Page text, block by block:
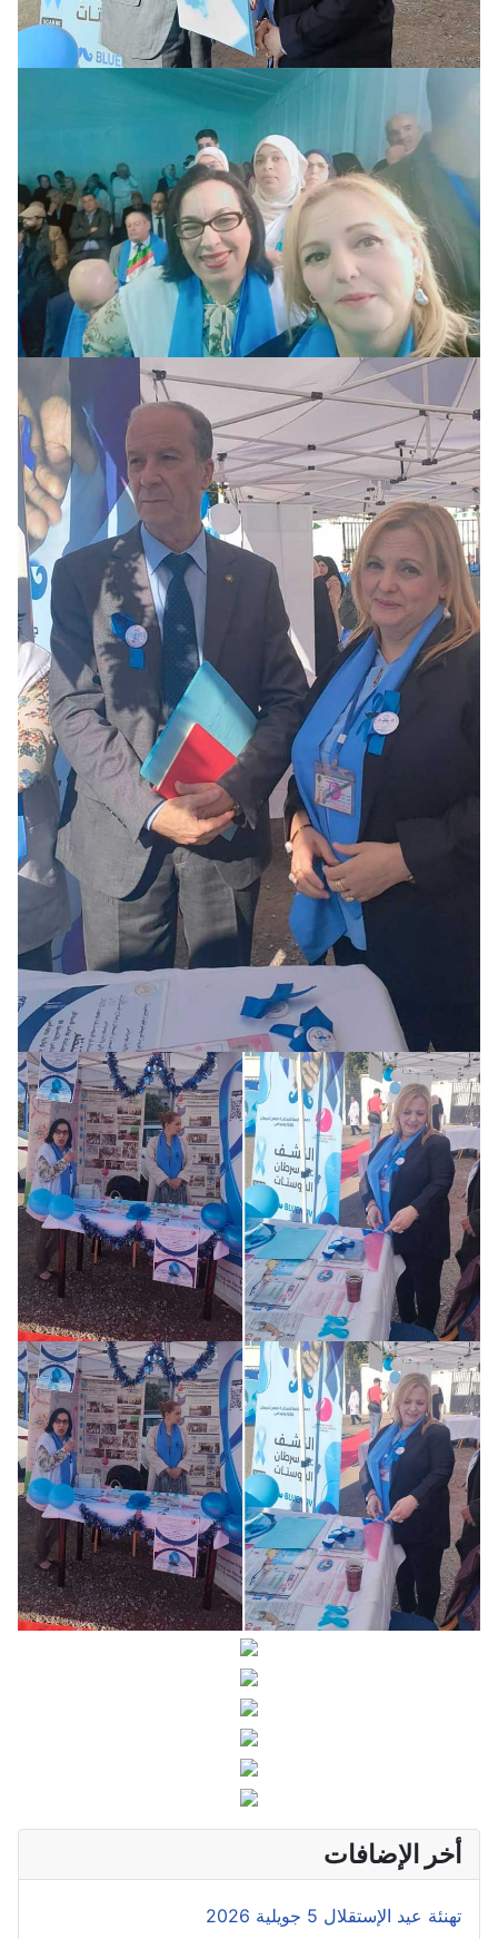
أخر الإضافات
تهنئة عيد الإستقلال 5 جويلية 2026